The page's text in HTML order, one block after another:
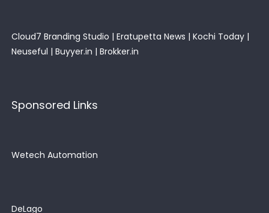
Cloud7 Branding Studio | Eratupetta News | Kochi Today |
Neuseful | Buyyer.in | Brokker.in
Sponsored Links
Wetech Automation
DeLago